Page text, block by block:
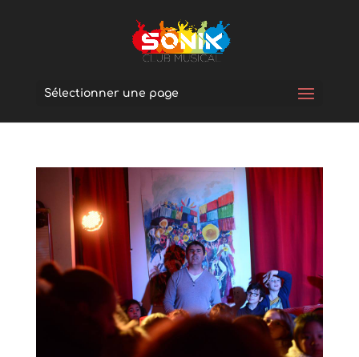
Sélectionner une page